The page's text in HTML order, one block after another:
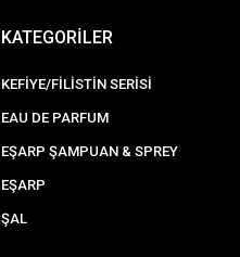
KATEGORİLER
KEFİYE/FİLİSTİN SERİSİ
EAU DE PARFUM
EŞARP ŞAMPUAN & SPREY
EŞARP
ŞAL